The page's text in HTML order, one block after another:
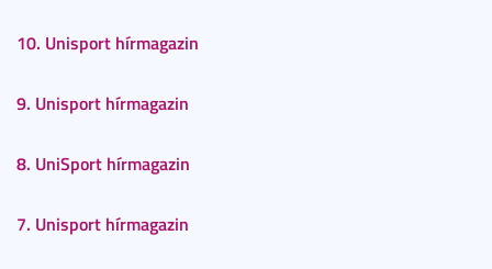
10. Unisport hírmagazin
9. Unisport hírmagazin
8. UniSport hírmagazin
7. Unisport hírmagazin